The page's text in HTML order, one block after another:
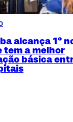
alcança 1º
tem a melhor
básica